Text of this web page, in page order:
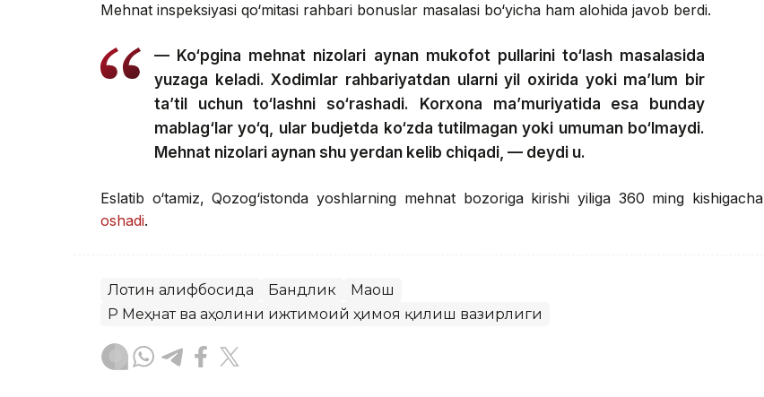
Mehnat inspeksiyasi qo‘mitasi rahbari bonuslar masalasi bo‘yicha ham alohida javob berdi.
— Ko‘pgina mehnat nizolari aynan mukofot pullarini to‘lash masalasida
yuzaga keladi. Xodimlar rahbariyatdan ularni yil oxirida yoki ma’lum bir
ta’til uchun to‘lashni so‘rashadi. Korxona ma’muriyatida esa bunday
mablag‘lar yo‘q, ular budjetda ko‘zda tutilmagan yoki umuman bo‘lmaydi.
Mehnat nizolari aynan shu yerdan kelib chiqadi, — deydi u.
Eslatib o‘tamiz, Qozog‘istonda yoshlarning mehnat bozoriga kirishi yiliga 360 ming kishigacha
oshadi.
Лотин алифбосида Бандлик
Маош
ҚР Меҳнат ва аҳолини ижтимоий ҳимоя қилиш вазирлиги